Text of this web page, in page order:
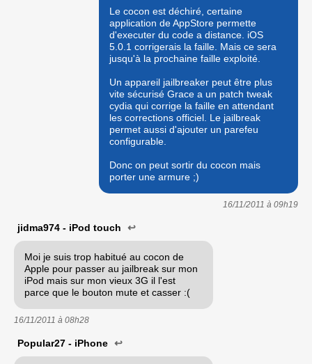
Le cocon est déchiré, certaine
application de AppStore permette
d'executer du code a distance. iOS
5.0.1 corrigerais la faille. Mais ce sera
jusqu'à la prochaine faille exploité.
Un appareil jailbreaker peut être plus
vite sécurisé Grace a un patch tweak
cydia qui corrige la faille en attendant
les corrections officiel. Le jailbreak
permet aussi d'ajouter un parefeu
configurable.
Donc on peut sortir du cocon mais
porter une armure ;)
16/11/2011 à 09h19
jidma974 - iPod touch ↩
Moi je suis trop habitué au cocon de
Apple pour passer au jailbreak sur mon
iPod mais sur mon vieux 3G il l'est
parce que le bouton mute et casser :(
16/11/2011 à 08h28
Popular27 - iPhone ↩